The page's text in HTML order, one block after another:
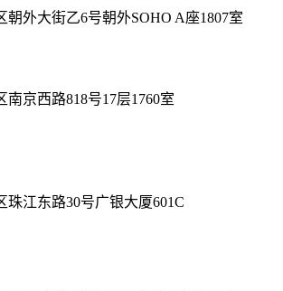
朝外大街乙6号朝外SOHO A座1807室
南京西路818号17层1760室
珠江东路30号广银大厦601C